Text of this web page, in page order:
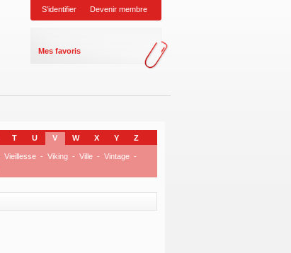
S'identifier Devenir membre
Mes favoris
T U V W X Y Z
Vieillesse - Viking - Ville - Vintage -